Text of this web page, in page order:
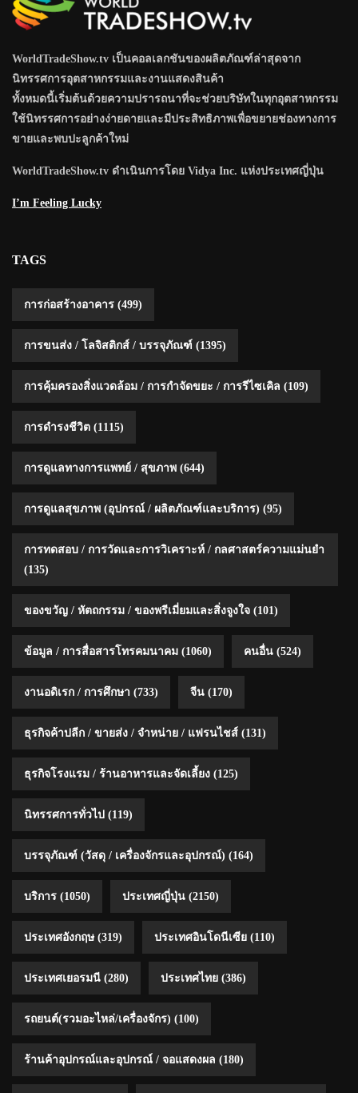
WorldTradeShow.tv เป็นคอลเลกชันของผลิตภัณฑ์ล่าสุดจาก
นิทรรศการอุตสาหกรรมและงานแสดงสินค้า
ทั้งหมดนี้เริ่มต้นด้วยความปรารถนาที่จะช่วยบริษัทในทุกอุตสาหกรรม
ใช้นิทรรศการอย่างง่ายดายและมีประสิทธิภาพเพื่อขยายช่องทางการ
ขายและพบปะลูกค้าใหม่
WorldTradeShow.tv ดำเนินการโดย Vidya Inc. แห่งประเทศญี่ปุ่น
I’m Feeling Lucky
TAGS
การก่อสร้างอาคาร (499)
การขนส่ง / โลจิสติกส์ / บรรจุภัณฑ์ (1395)
การคุ้มครองสิ่งแวดล้อม / การกำจัดขยะ / การรีไซเคิล (109)
การดำรงชีวิต (1115)
การดูแลทางการแพทย์ / สุขภาพ (644)
การดูแลสุขภาพ (อุปกรณ์ / ผลิตภัณฑ์และบริการ) (95)
การทดสอบ / การวัดและการวิเคราะห์ / กลศาสตร์ความแม่นยำ
(135)
ของขวัญ / หัตถกรรม / ของพรีเมี่ยมและสิ่งจูงใจ (101)
ข้อมูล / การสื่อสารโทรคมนาคม (1060) คนอื่น (524)
งานอดิเรก / การศึกษา (733) จีน (170)
ธุรกิจค้าปลีก / ขายส่ง / จำหน่าย / แฟรนไชส์ (131)
ธุรกิจโรงแรม / ร้านอาหารและจัดเลี้ยง (125)
นิทรรศการทั่วไป (119)
บรรจุภัณฑ์ (วัสดุ / เครื่องจักรและอุปกรณ์) (164)
บริการ (1050) ประเทศญี่ปุ่น (2150)
ประเทศอังกฤษ(319) ประเทศอินโดนีเซีย (110)
ประเทศเยอรมนี (280) ประเทศไทย (386)
รถยนต์(รวมอะไหล่/เครื่องจักร) (100)
ร้านค้าอุปกรณ์และอุปกรณ์ / จอแสดงผล (180)